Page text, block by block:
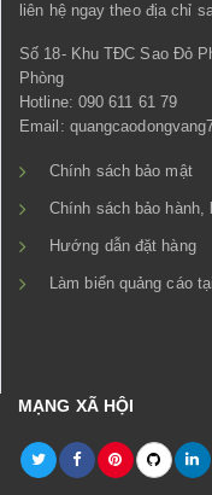
liên hệ ngay theo địa chỉ
Số 18- Khu TĐC Sao Đỏ
Phòng
Hotline: 090 611 61 79
Email:
Chính sách bảo mật
Chính sách bảo hành,
Hướng dẫn đặt hàng
Làm biển quảng cáo
MẠNG XÃ HỘI